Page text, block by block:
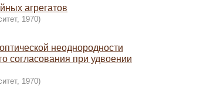
агрегатов
, 1970)
неоднородности
согласования при удвоении
, 1970)